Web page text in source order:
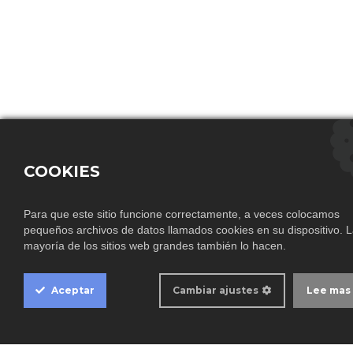
Cookie
Box
Settings
COOKIES
Para que este sitio funcione correctamente, a veces colocamos
pequeños archivos de datos llamados cookies en su dispositivo.
mayoría de los sitios web grandes también lo hacen.
Aceptar Lee mas
Cambiar ajustes